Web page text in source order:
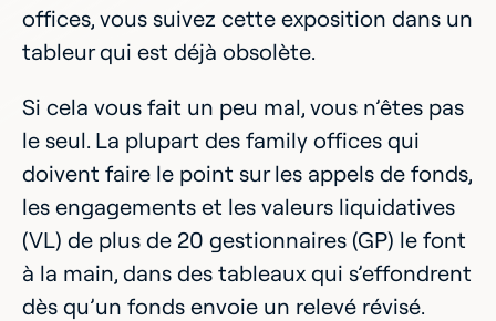
offices, vous suivez cette exposition dans un
tableur qui est déjà obsolète.
Si cela vous fait un peu mal, vous n’êtes pas
le seul. La plupart des family offices qui
doivent faire le point sur les appels de fonds,
les engagements et les valeurs liquidatives
(VL) de plus de 20 gestionnaires (GP) le font
à la main, dans des tableaux qui s’effondrent
dès qu’un fonds envoie un relevé révisé.